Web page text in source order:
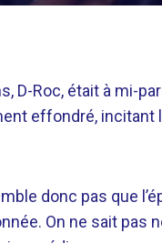
D-Roc, était à mi-
effondré, incitant
donc pas que
On ne sait pas